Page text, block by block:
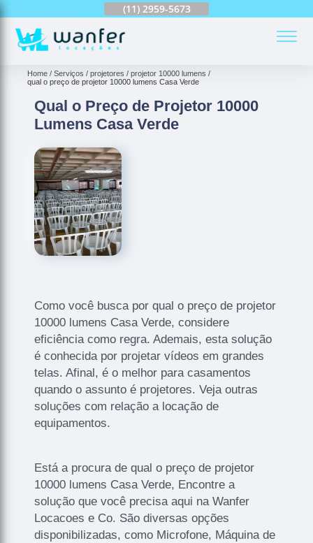
(11) 2959-5673
Home Serviços projetores
projetor 10000 lumens
qual o preço de projetor 10000 lumens Casa Verde
Qual o Preço de Projetor 10000
Lumens Casa Verde
Como você busca por qual o preço de projetor
10000 lumens Casa Verde, considere
eficiência como regra. Ademais, esta solução
é conhecida por projetar vídeos em grandes
telas. Afinal, é o melhor para casamentos
quando o assunto é projetores. Veja outras
soluções com relação a locação de
equipamentos.
Está a procura de qual o preço de projetor
10000 lumens Casa Verde, Encontre a
solução que você precisa aqui na Wanfer
Locacoes e Co. São diversas opções
disponibilizadas, como Microfone, Máquina de